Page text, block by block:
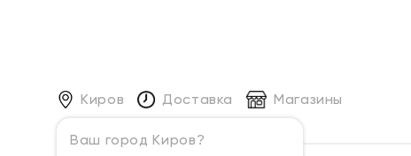
Киров
Ваш город Киров?
Доставка Магазины